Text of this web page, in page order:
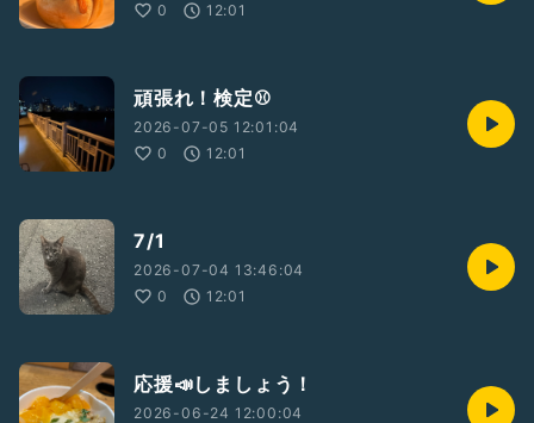
0
12:01
頑張れ！検定⚾️
2026-07-05 12:01:04
0
12:01
7/1
2026-07-04 13:46:04
0
12:01
応援📣しましょう！
2026-06-24 12:00:04